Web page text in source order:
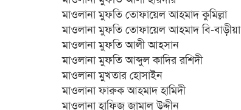
মাওলানা মুফতি তোফায়েল আহমাদ কুমিল্লা
মাওলানা মুফতি তোফায়েল আহমাদ বি-বাড়ীয়া
মাওলানা মুফতি আলী আহসান
মাওলানা মুফতি আব্দুল কাদির রশিদী
মাওলানা মুখতার হোসাইন
মাওলানা ফারুক আহমাদ হামিদী
মাওলানা হাফিজ জামাল উদ্দীন